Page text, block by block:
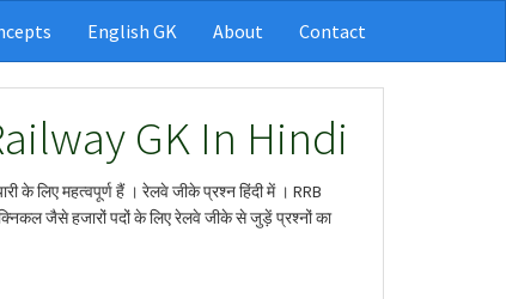
English GK About Contact
GK In Hindi
के लिए महत्वपूर्ण हैं । रेलवे जीके प्रश्न हिंदी में । RRB
जैसे हजारों पदों के लिए रेलवे जीके से जुड़ें प्रश्नों का